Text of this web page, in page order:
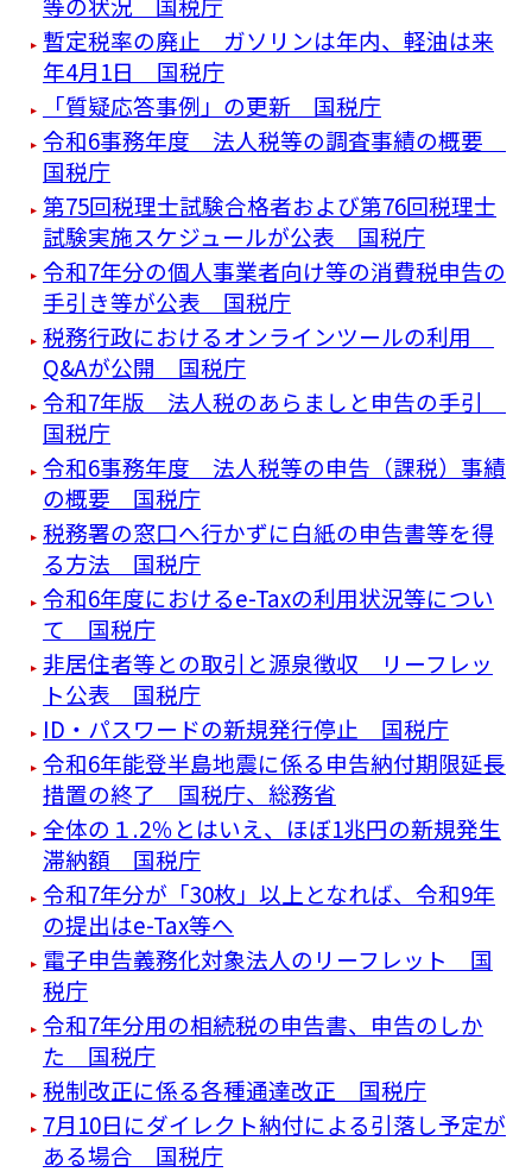
暫定税率の廃止 ガソリンは年内、軽油は来
年4月1日 国税庁
「質疑応答事例」の更新 国税庁
令和6事務年度 法人税等の調査事績の概要
国税庁
第75回税理士試験合格者および第76回税理士
試験実施スケジュールが公表 国税庁
令和7年分の個人事業者向け等の消費税申告の
手引き等が公表 国税庁
税務行政におけるオンラインツールの利用
Q&Aが公開 国税庁
令和7年版 法人税のあらましと申告の手引
国税庁
令和6事務年度 法人税等の申告（課税）事績
の概要 国税庁
税務署の窓口へ行かずに白紙の申告書等を得
る方法 国税庁
令和6年度におけるe-Taxの利用状況等につい
て 国税庁
非居住者等との取引と源泉徴収 リーフレッ
ト公表 国税庁
ID・パスワードの新規発行停止 国税庁
令和6年能登半島地震に係る申告納付期限延長
措置の終了 国税庁、総務省
全体の１.2％とはいえ、ほぼ1兆円の新規発生
滞納額 国税庁
令和7年分が「30枚」以上となれば、令和9年
の提出はe-Tax等へ
電子申告義務化対象法人のリーフレット 国
税庁
令和7年分用の相続税の申告書、申告のしか
た 国税庁
税制改正に係る各種通達改正 国税庁
7月10日にダイレクト納付による引落し予定が
ある場合 国税庁